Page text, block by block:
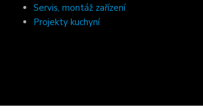
Servis, montáž zařízení
Projekty kuchyní